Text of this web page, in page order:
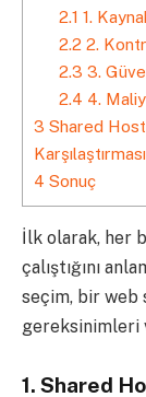
2.1 1.
2.2 2.
2.3 3.
2.4 4.
3 Shared
Karşılaştırması
4 Sonuç
İlk olarak, her
çalıştığını
seçim, bir web
gereksinimleri
1. Shared